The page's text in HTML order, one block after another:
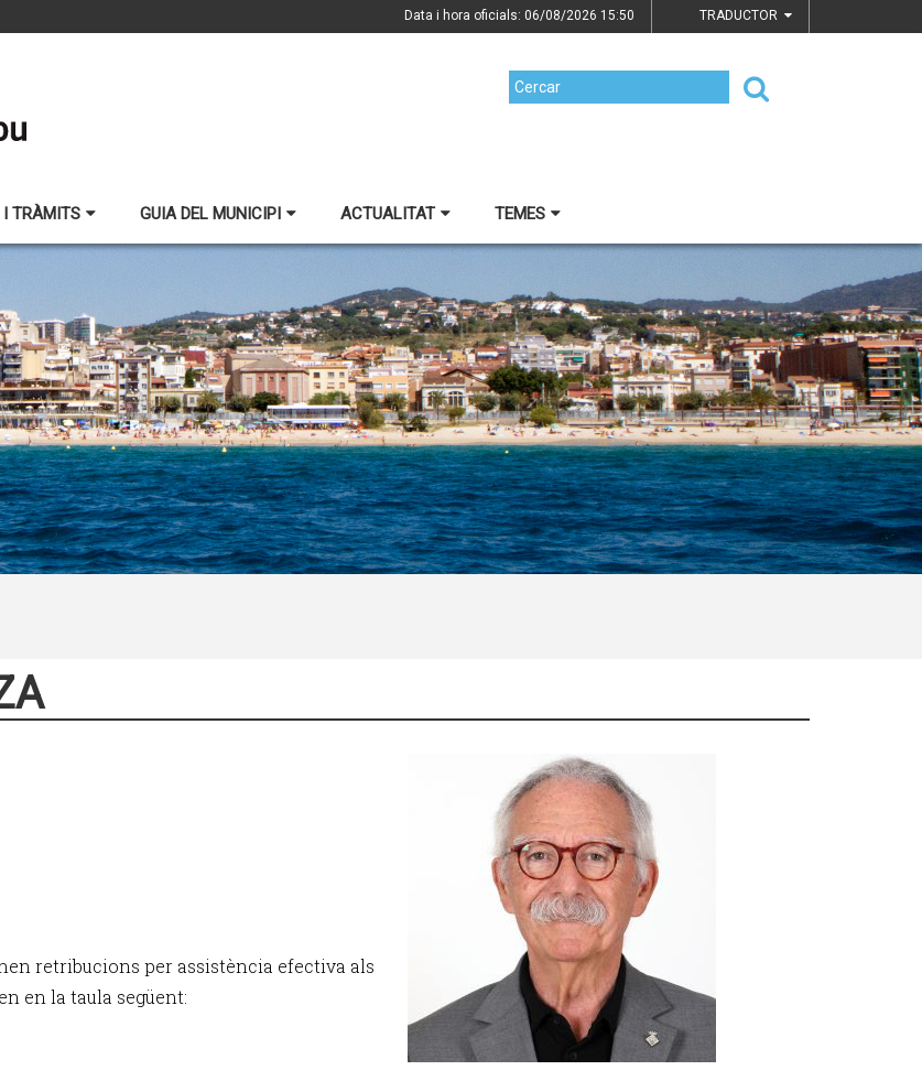
Data i hora oficials: 06/08/2026 15:50 TRADUCTOR
I TRÀMITS GUIA DEL MUNICIPI ACTUALITAT TEMES
retribucions per assistència efectiva als
en la taula següent: